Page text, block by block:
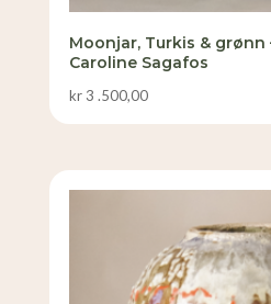
Moonjar, Turkis & grønn
Caroline Sagafos
kr3 .500,00